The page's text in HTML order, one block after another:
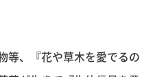
等、『花や草木を愛でるの